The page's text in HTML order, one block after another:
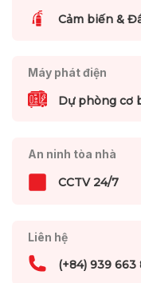
Cảm biến &
Máy phát điện
Dự phòng cơ
An ninh tòa nhà
CCTV 24/7
Liên hệ
(+84) 939 663